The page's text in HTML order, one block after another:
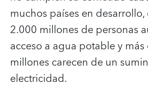
muchos países en
2.000 millones de personas
acceso a agua potable y
millones carecen de un
electricidad.